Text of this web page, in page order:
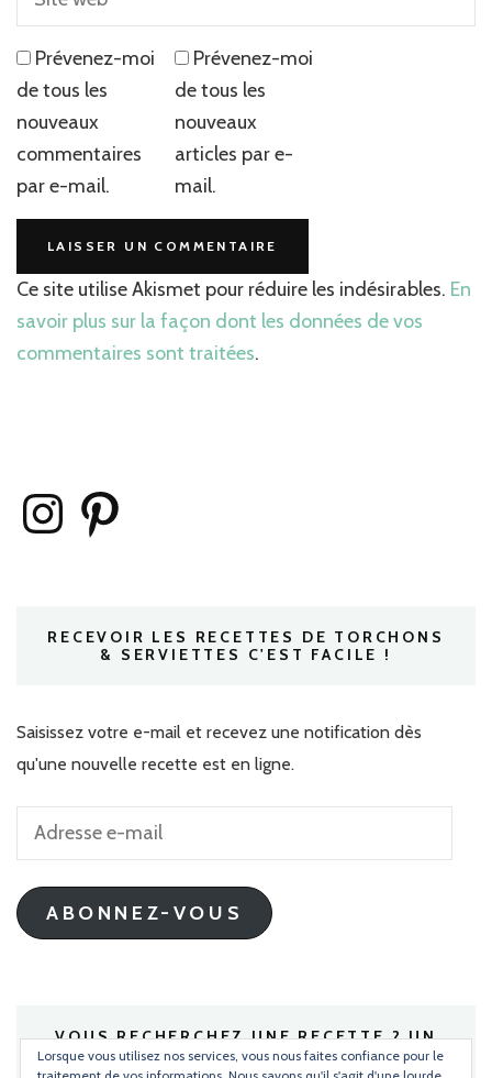
Prévenez-moi
de tous les
nouveaux
commentaires
par e-mail.
Prévenez-moi
de tous les
nouveaux
articles par e-
mail.
Ce site utilise Akismet pour réduire les indésirables. En
savoir plus sur la façon dont les données de vos
commentaires sont traitées.
InstagramPinterest
RECEVOIR LES RECETTES DE TORCHONS
& SERVIETTES C'EST FACILE !
Saisissez votre e-mail et recevez une notification dès
qu'une nouvelle recette est en ligne.
Adresse
mail
ABONNEZ-VOUS
VOUS RECHERCHEZ UNE RECETTE ? UN
INGRÉDIENT ?
Lorsque vous utilisez nos services, vous nous faites confiance pour le